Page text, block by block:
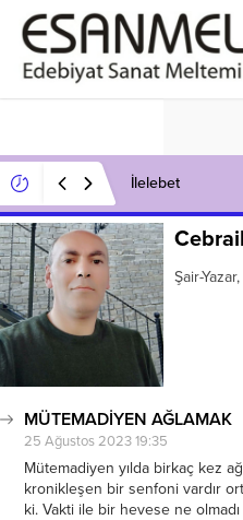
İlelebet
Şair-
MÜTEMADİYEN AĞLAMAK
25 Ağustos 2023 19:35
Mütemadiyen yılda birkaç kez
kronikleşen bir senfoni vardır
ki. Vakti ile bir hevese ne